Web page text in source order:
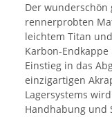
Der wunderschön
rennerprobten
leichtem Titan
Karbon-
Einstieg in das
einzigartigen
Lagersystems
Handhabung und